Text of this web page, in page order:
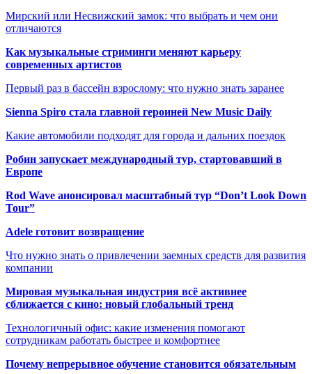
Мирский или Несвижский замок: что выбрать и чем они
отличаются
Как музыкальные стриминги меняют карьеру
современных артистов
Первый раз в бассейн взрослому: что нужно знать заранее
Sienna Spiro стала главной героиней New Music Daily
Какие автомобили подходят для города и дальних поездок
Робин запускает международный тур, стартовавший в
Европе
Rod Wave анонсировал масштабный тур “Don’t Look Down
Tour”
Adele готовит возвращение
Что нужно знать о привлечении заемных средств для развития
компании
Мировая музыкальная индустрия всё активнее
сближается с кино: новый глобальный тренд
Технологичный офис: какие изменения помогают
сотрудникам работать быстрее и комфортнее
Почему непрерывное обучение становится обязательным